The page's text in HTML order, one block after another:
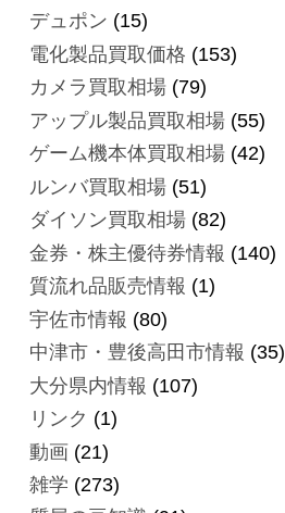
デュポン (15)
電化製品買取価格 (153)
カメラ買取相場(79)
アップル製品買取相場(55)
ゲーム機本体買取相場(42)
ルンバ買取相場(51)
ダイソン買取相場(82)
金券・株主優待券情報 (140)
質流れ品販売情報 (1)
宇佐市情報 (80)
中津市・豊後高田市情報 (35)
大分県内情報 (107)
リンク (1)
動画(21)
雑学 (273)